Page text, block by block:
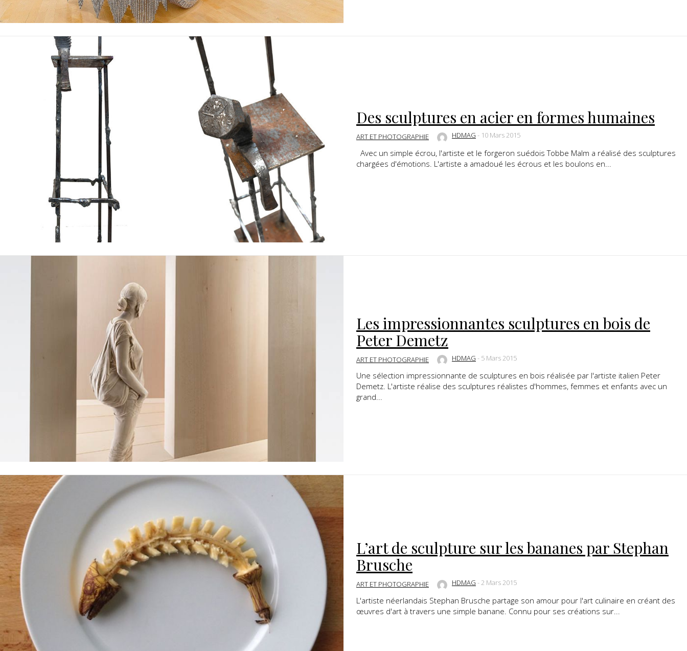
Des sculptures en acier en formes humaines
ART ET PHOTOGRAPHIE HDMAG - 10 Mars 2015
Avec un simple écrou, l'artiste et le forgeron suédois Tobbe Malm a réalisé des sculptures
chargées d'émotions. L'artiste a amadoué les écrous et les boulons en...
Les impressionnantes sculptures en bois de
Peter Demetz
ART ET PHOTOGRAPHIE HDMAG - 5 Mars 2015
Une sélection impressionnante de sculptures en bois réalisée par l'artiste italien Peter
Demetz. L'artiste réalise des sculptures réalistes d'hommes, femmes et enfants avec un
grand...
L’art de sculpture sur les bananes par Stephan
Brusche
ART ET PHOTOGRAPHIE HDMAG -2 Mars 2015
L'artiste néerlandais Stephan Brusche partage son amour pour l'art culinaire en créant des
œuvres d'art à travers une simple banane. Connu pour ses créations sur...